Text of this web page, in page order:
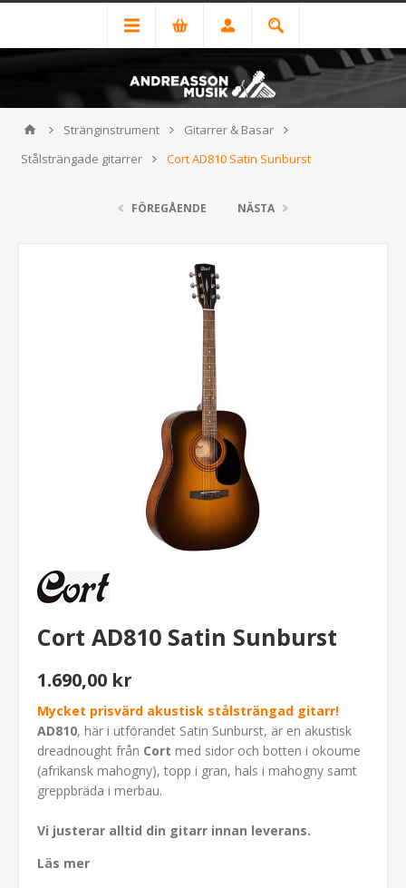
Stränginstrument
Gitarrer & Basar
Stålsträngade gitarrer
Cort AD810 Satin Sunburst
FÖREGÅENDE NÄSTA
Cort AD810 Satin Sunburst
1.690,00 kr
Mycket prisvärd akustisk stålsträngad gitarr!
AD810, här i utförandet Satin Sunburst, är en akustisk
dreadnought från Cort med sidor och botten i okoume
(afrikansk mahogny), topp i gran, hals i mahogny samt
greppbräda i merbau.
Vi justerar alltid din gitarr innan leverans.
Läs mer